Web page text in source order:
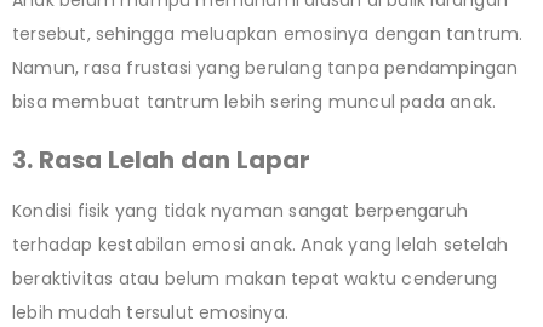
tersebut, sehingga meluapkan emosinya dengan tantrum.
Namun, rasa frustasi yang berulang tanpa pendampingan
bisa membuat tantrum lebih sering muncul pada anak.
3. Rasa Lelah dan Lapar
Kondisi fisik yang tidak nyaman sangat berpengaruh
terhadap kestabilan emosi anak. Anak yang lelah setelah
beraktivitas atau belum makan tepat waktu cenderung
lebih mudah tersulut emosinya.